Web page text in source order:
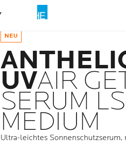
NEU
UVAIR
SERUM
MEDIUM
Ultra-leichtes